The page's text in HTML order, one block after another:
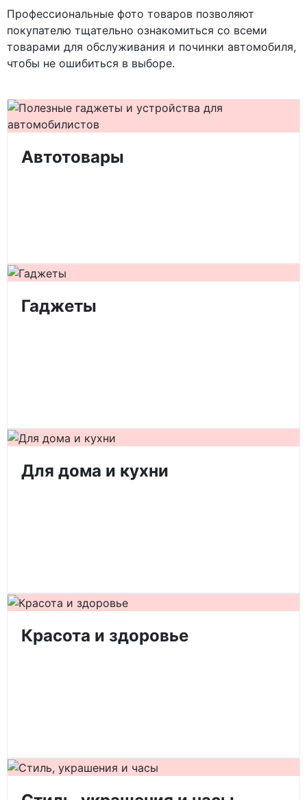
Профессиональные фото товаров позволяют
покупателю тщательно ознакомиться со всеми
товарами для обслуживания и починки автомобиля,
чтобы не ошибиться в выборе.
Автотовары
Гаджеты
Для дома и кухни
Красота и здоровье